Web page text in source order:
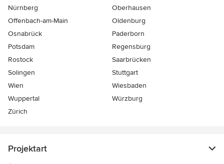
Nürnberg
Oberhausen
Offenbach-am-Main
Oldenburg
Osnabrück
Paderborn
Potsdam
Regensburg
Rostock
Saarbrücken
Solingen
Stuttgart
Wien
Wiesbaden
Wuppertal
Würzburg
Zürich
Projektart